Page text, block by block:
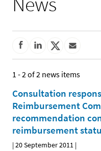
1 - 2 of 2 news items
Consultation
Reimbursement
recommendation
reimbursement
|20 September 2011 |